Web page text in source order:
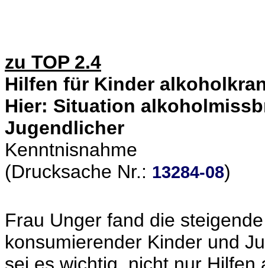
zu TOP 2.4
Hilfen für Kinder
Hier: Situation
Jugendlicher
Kenntnisnahme
(Drucksache Nr.: 13284-08)
Frau Unger fand die
konsumierender Kinder und